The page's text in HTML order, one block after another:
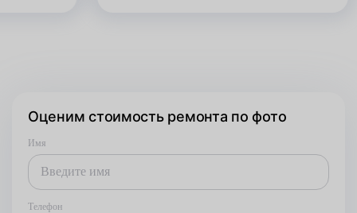
Оценим стоимость ремонта по фото
Имя
Телефон